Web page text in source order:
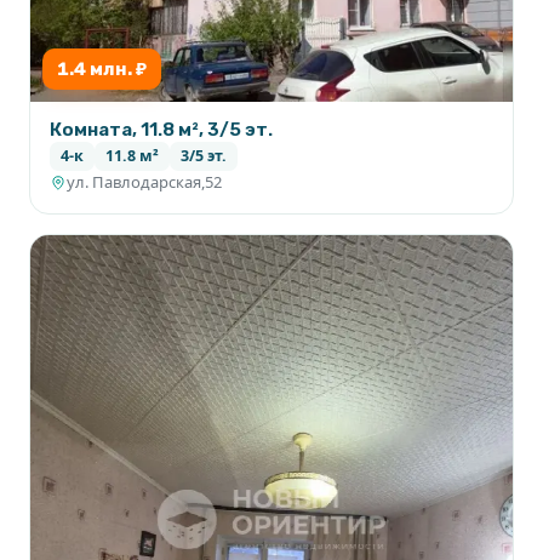
1.4 млн. ₽
Комната, 11.8 м², 3/5 эт.
4-к 11.8 м² 3/5 эт.
ул. Павлодарская,52